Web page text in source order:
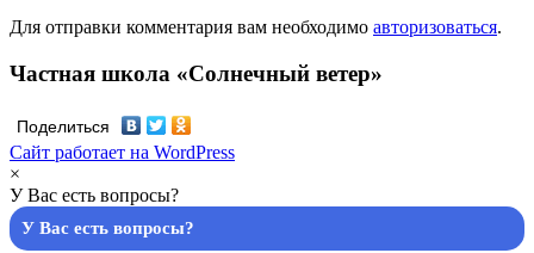
Для отправки комментария вам необходимо авторизоваться.
Частная школа «Солнечный ветер»
Поделиться
Сайт работает на WordPress
×
У Вас есть вопросы?
У Вас есть вопросы?